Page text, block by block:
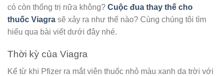
có còn thống trị nữa không? Cuộc đua thay thế cho
thuốc Viagra sẽ xảy ra như thế nào? Cùng chúng tôi tìm
hiểu qua bài viết dưới đây nhé.
Thời kỳ của Viagra
Kể từ khi Pfizer ra mắt viên thuốc nhỏ màu xanh da trời với